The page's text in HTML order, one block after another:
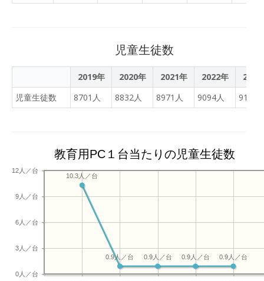
年に入り、学校現場で学び
を深めています。今日は４
年生に入り、子どもたちを
サポートしてくださいまし
た。 子どもたちとたくさん
ほしいなと願います。
ブレットを使って学習を進
「プログラミング」を行な
っている様子です。 教務主
任は「ほえー」と思わず感
嘆の声を上げてしまいまし
た。他にも、まとめ学習や
を使って学習を深めている
がICTの技術を身に付けて
ものがあります。 正直な
教える側も技術を高めてい
かなければならないので、
大変な面があります。「ね
児童生徒数
2019年 2020年 2021年 2022年
2023
児童生徒数
8701人 8832人 8971人 9094人 9155
教育用PC１台当たりの児童生徒数
0人／台
3人／台
6人／台
9人／台
12人／台
0.9人／台
0.9人／台
0.9人／台
0.9人／台
10.3人／台